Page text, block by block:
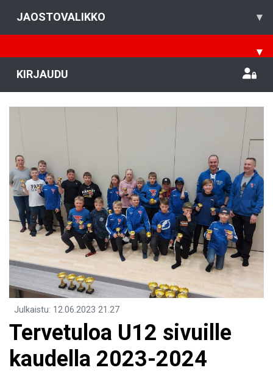
JAOSTOVALIKKO ▾
▾
KIRJAUDU
Julkaistu: 12.06.2023 21.27
Tervetuloa U12 sivuille
kaudella 2023-2024